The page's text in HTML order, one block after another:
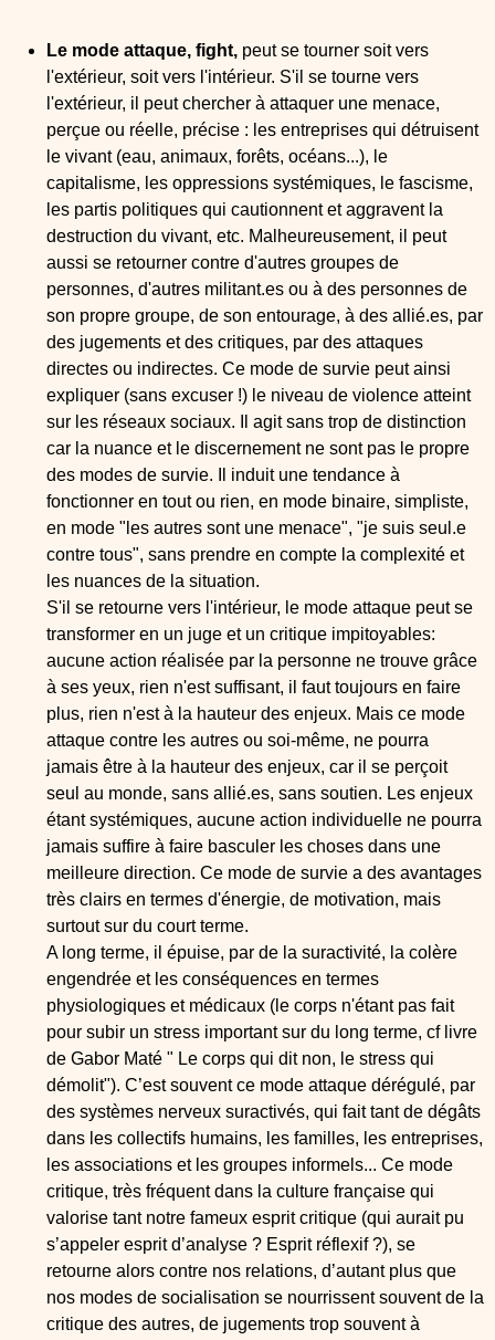
Le mode attaque, fight, peut se tourner soit vers
l'extérieur, soit vers l'intérieur. S'il se tourne vers
l'extérieur, il peut chercher à attaquer une menace,
perçue ou réelle, précise : les entreprises qui détruisent
le vivant (eau, animaux, forêts, océans...), le
capitalisme, les oppressions systémiques, le fascisme,
les partis politiques qui cautionnent et aggravent la
destruction du vivant, etc. Malheureusement, il peut
aussi se retourner contre d'autres groupes de
personnes, d'autres militant.es ou à des personnes de
son propre groupe, de son entourage, à des allié.es, par
des jugements et des critiques, par des attaques
directes ou indirectes. Ce mode de survie peut ainsi
expliquer (sans excuser !) le niveau de violence atteint
sur les réseaux sociaux. Il agit sans trop de distinction
car la nuance et le discernement ne sont pas le propre
des modes de survie. Il induit une tendance à
fonctionner en tout ou rien, en mode binaire, simpliste,
en mode "les autres sont une menace", "je suis seul.e
contre tous", sans prendre en compte la complexité et
les nuances de la situation.
S'il se retourne vers l'intérieur, le mode attaque peut se
transformer en un juge et un critique impitoyables:
aucune action réalisée par la personne ne trouve grâce
à ses yeux, rien n'est suffisant, il faut toujours en faire
plus, rien n'est à la hauteur des enjeux. Mais ce mode
attaque contre les autres ou soi-même, ne pourra
jamais être à la hauteur des enjeux, car il se perçoit
seul au monde, sans allié.es, sans soutien. Les enjeux
étant systémiques, aucune action individuelle ne pourra
jamais suffire à faire basculer les choses dans une
meilleure direction. Ce mode de survie a des avantages
très clairs en termes d'énergie, de motivation, mais
surtout sur du court terme.
A long terme, il épuise, par de la suractivité, la colère
engendrée et les conséquences en termes
physiologiques et médicaux (le corps n'étant pas fait
pour subir un stress important sur du long terme, cf livre
de Gabor Maté " Le corps qui dit non, le stress qui
démolit"). C’est souvent ce mode attaque dérégulé, par
des systèmes nerveux suractivés, qui fait tant de dégâts
dans les collectifs humains, les familles, les entreprises,
les associations et les groupes informels... Ce mode
critique, très fréquent dans la culture française qui
valorise tant notre fameux esprit critique (qui aurait pu
s’appeler esprit d’analyse ? Esprit réflexif ?), se
retourne alors contre nos relations, d’autant plus que
nos modes de socialisation se nourrissent souvent de la
critique des autres, de jugements trop souvent à